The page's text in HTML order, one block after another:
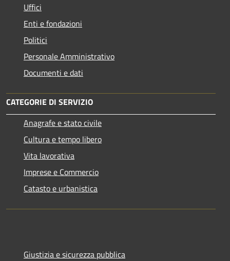
Uffici
Enti e fondazioni
Politici
Personale Amministrativo
Documenti e dati
CATEGORIE DI SERVIZIO
Anagrafe e stato civile
Cultura e tempo libero
Vita lavorativa
Imprese e Commercio
Catasto e urbanistica
Giustizia e sicurezza pubblica